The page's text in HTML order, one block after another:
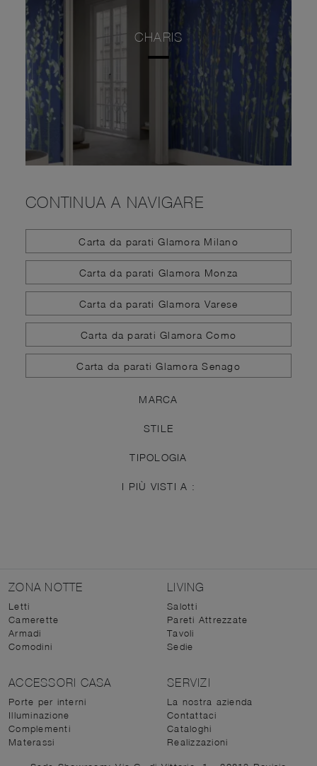
CHARIS
CONTINUA A NAVIGARE
Carta da parati Glamora Milano
Carta da parati Glamora Monza
Carta da parati Glamora Varese
Carta da parati Glamora Como
Carta da parati Glamora Senago
MARCA
STILE
TIPOLOGIA
I PIÙ VISTI A :
ZONA NOTTE
Letti
Camerette
Armadi
Comodini
LIVING
Salotti
Pareti Attrezzate
Tavoli
Sedie
ACCESSORI CASA
Porte per interni
Illuminazione
Complementi
Materassi
SERVIZI
La nostra azienda
Contattaci
Cataloghi
Realizzazioni